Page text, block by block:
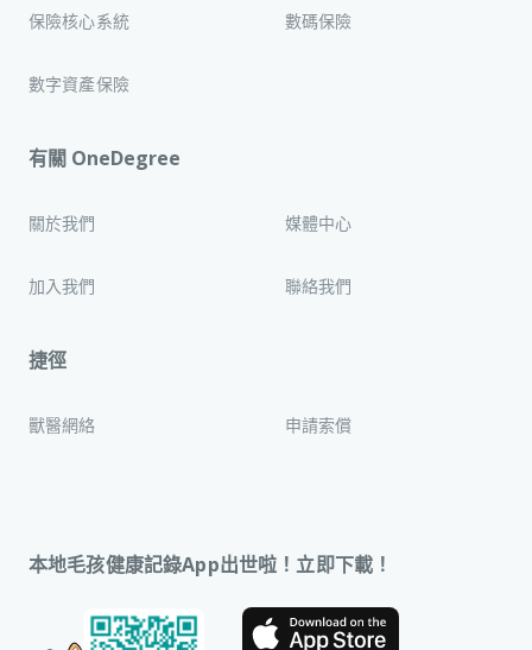
保險核心系統 數碼保險
數字資產保險
有關 OneDegree
關於我們 媒體中心
加入我們 聯絡我們
捷徑
獸醫網絡 申請索償
本地毛孩健康記錄App出世啦！立即下載！